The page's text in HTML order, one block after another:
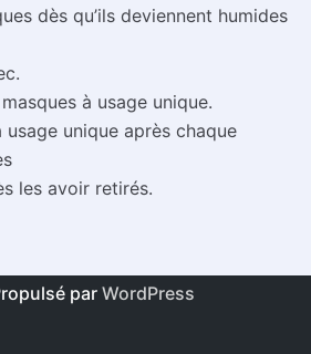
dès qu’ils deviennent humides
à usage unique.
unique après chaque
les avoir retirés.
par WordPress